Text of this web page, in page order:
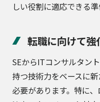
しい役割に適応できる
転職に向けて強
SEからITコンサルタン
持つ技術力をベースに
必要があります。特に